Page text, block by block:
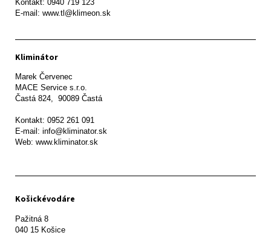
Kontakt: 0940 719 123
E-mail: www.tl@klimeon.sk
Kliminátor
Marek Červenec
MACE Service s.r.o.
Častá 824,  90089 Častá
Kontakt: 0952 261 091
E-mail: info@kliminator.sk
Web: www.kliminator.sk
Košickévodáre
Pažitná 8